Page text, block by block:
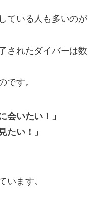
ている人も多いのが
されたダイバーは数
です。
会いたい！」
たい！」
います。